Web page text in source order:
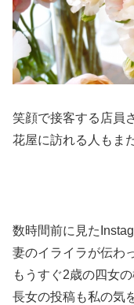
笑顔で接客する店員
花屋に訪れる人もま
数時間前に見た
妻のイライラが伝わ
もうすぐ2歳の四女
長女の投稿も私の気